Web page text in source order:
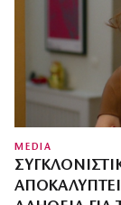
MEDIA